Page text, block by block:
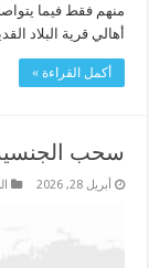
أهالي قرية البلاد
أكمل القراءة »
سحب الجنسية
أبريل 28, 2026